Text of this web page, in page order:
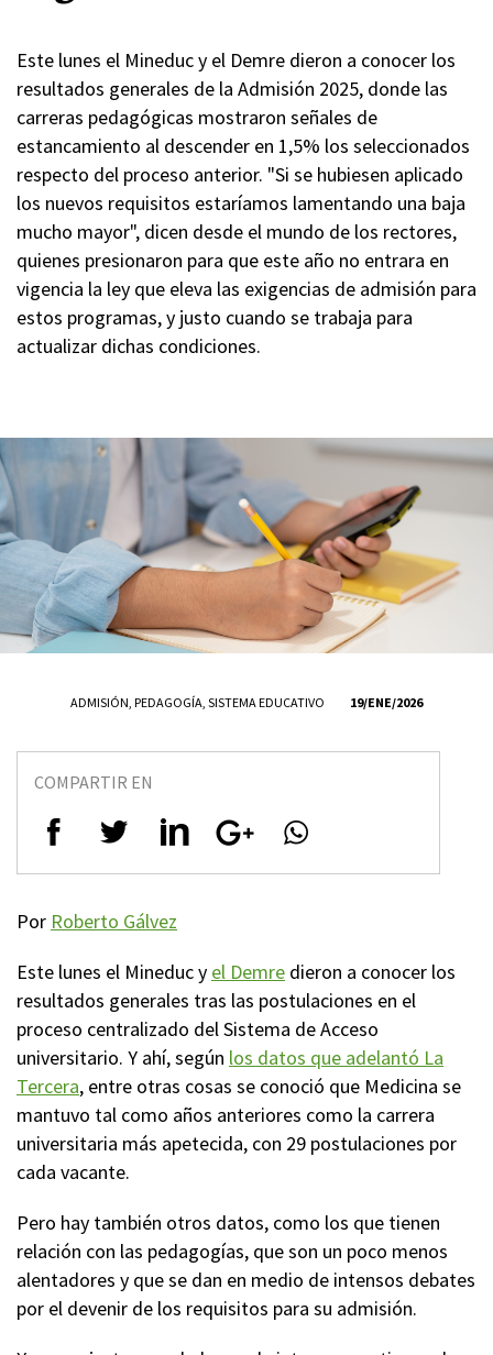
Este lunes el Mineduc y el Demre dieron a conocer los
resultados generales de la Admisión 2025, donde las
carreras pedagógicas mostraron señales de
estancamiento al descender en 1,5% los seleccionados
respecto del proceso anterior. "Si se hubiesen aplicado
los nuevos requisitos estaríamos lamentando una baja
mucho mayor", dicen desde el mundo de los rectores,
quienes presionaron para que este año no entrara en
vigencia la ley que eleva las exigencias de admisión para
estos programas, y justo cuando se trabaja para
actualizar dichas condiciones.
ADMISIÓN, PEDAGOGÍA, SISTEMA EDUCATIVO 19/ENE/2026
COMPARTIR EN
Por Roberto Gálvez
Este lunes el Mineduc y el Demre dieron a conocer los
resultados generales tras las postulaciones en el
proceso centralizado del Sistema de Acceso
universitario. Y ahí, según los datos que adelantó La
Tercera, entre otras cosas se conoció que Medicina se
mantuvo tal como años anteriores como la carrera
universitaria más apetecida, con 29 postulaciones por
cada vacante.
Pero hay también otros datos, como los que tienen
relación con las pedagogías, que son un poco menos
alentadores y que se dan en medio de intensos debates
por el devenir de los requisitos para su admisión.